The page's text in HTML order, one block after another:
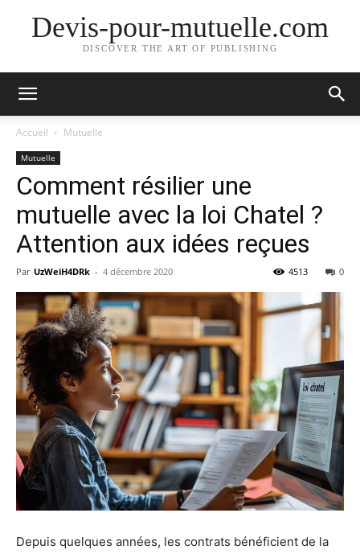
Devis-pour-mutuelle.com
DISCOVER THE ART OF PUBLISHING
Accueil Mutuelle
Mutuelle
Comment résilier une
mutuelle avec la loi Chatel ?
Attention aux idées reçues
Par UzWeiH4DRk - 4 décembre 2020 0
4513
Depuis quelques années, les contrats bénéficient de la